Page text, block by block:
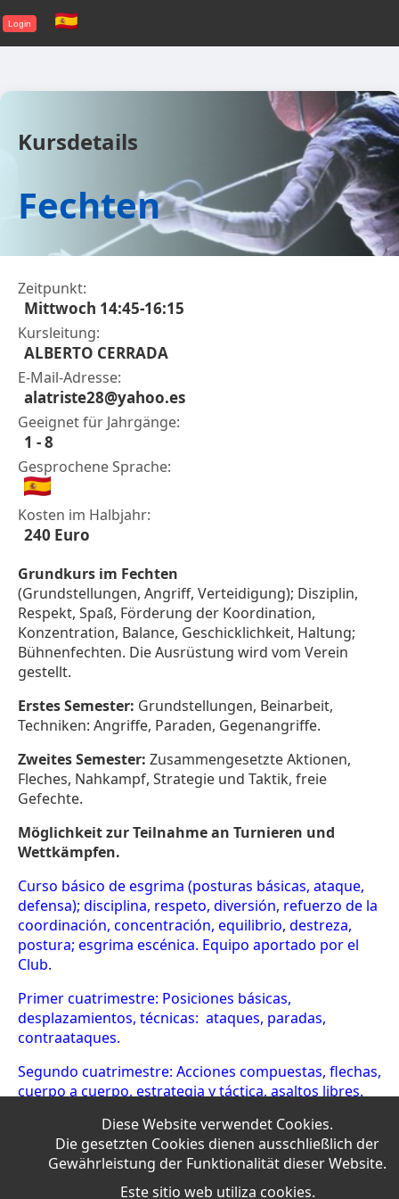
Login
Kursdetails
Fechten
Zeitpunkt:
Mittwoch 14:45-16:15
Kursleitung:
ALBERTO CERRADA
E-Mail-Adresse:
alatriste28@yahoo.es
Geeignet für Jahrgänge:
1 - 8
Gesprochene Sprache:
Kosten im Halbjahr:
240 Euro
Grundkurs im Fechten
(Grundstellungen, Angriff, Verteidigung); Disziplin,
Respekt, Spaß, Förderung der Koordination,
Konzentration, Balance, Geschicklichkeit, Haltung;
Bühnenfechten. Die Ausrüstung wird vom Verein
gestellt.
Erstes Semester: Grundstellungen, Beinarbeit,
Techniken: Angriffe, Paraden, Gegenangriffe.
Zweites Semester: Zusammengesetzte Aktionen,
Fleches, Nahkampf, Strategie und Taktik, freie
Gefechte.
Möglichkeit zur Teilnahme an Turnieren und
Wettkämpfen.
Curso básico de esgrima (posturas básicas, ataque,
defensa); disciplina, respeto, diversión, refuerzo de la
coordinación, concentración, equilibrio, destreza,
postura; esgrima escénica. Equipo aportado por el
Club.
Primer cuatrimestre: Posiciones básicas,
desplazamientos, técnicas: ataques, paradas,
contraataques.
Segundo cuatrimestre: Acciones compuestas, flechas,
cuerpo a cuerpo, estrategia y táctica, asaltos libres.
Posibilidad de participar en torneos y competiciones.
Diese Website verwendet Cookies.
Die gesetzten Cookies dienen ausschließlich der
Gewährleistung der Funktionalität dieser Website.
Este sitio web utiliza cookies.